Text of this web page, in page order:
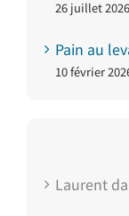
26 juillet 2026
Pain au
10 février
Laurent